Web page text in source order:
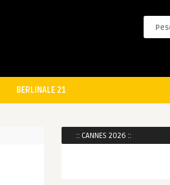
BERLINALE 21
:: CANNES 2026 ::